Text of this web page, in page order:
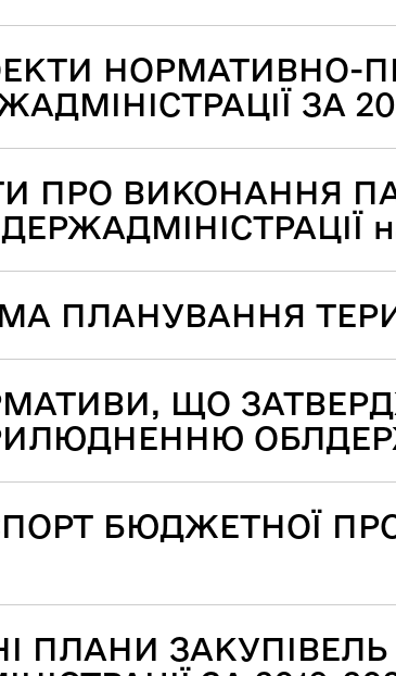
НОРМАТИВНО-
ЗА
ПРО ВИКОНАННЯ
ПЛАНУВАННЯ
ЩО
БЮДЖЕТНОЇ
ПЛАНИ